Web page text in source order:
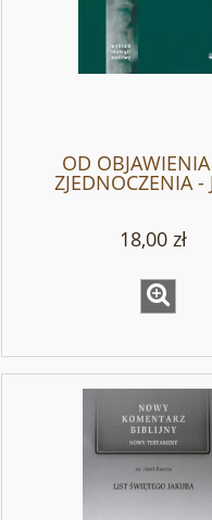
OD
ZJEDNOCZENIA -
Wiesław Gogola
18,00 zł